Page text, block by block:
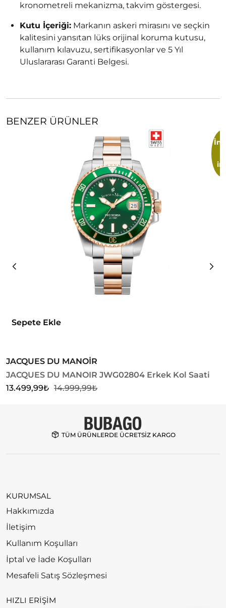
kronometreli mekanizma, takvim göstergesi.
Kutu İçeriği: Markanın askeri mirasını ve seçkin
kalitesini yansıtan lüks orijinal koruma kutusu,
kullanım kılavuzu, sertifikasyonlar ve 5 Yıl
Uluslararası Garanti Belgesi.
BENZER ÜRÜNLER
Sepete Ekle
JACQUES DU MANOİR
JACQUES DU MANOIR JWG02804 Erkek Kol Saati
14.999,99₺
13.499,99₺
TÜM ÜRÜNLERDE ÜCRETSİZ KARGO
KURUMSAL
Hakkımızda
İletişim
Kullanım Koşulları
İptal ve İade Koşulları
Mesafeli Satış Sözleşmesi
HIZLI ERİŞİM